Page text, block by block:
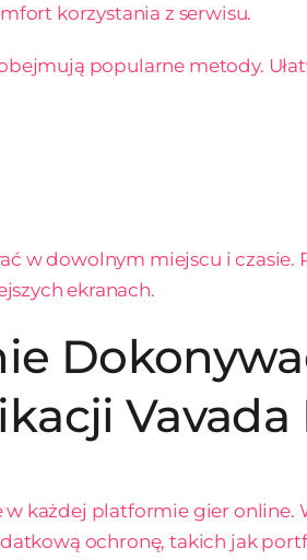
korzystania z serwisu.
popularne metody.
w dowolnym miejscu i czasie.
ekranach.
Vavada
każdej platformie gier online.
ochronę, takich jak